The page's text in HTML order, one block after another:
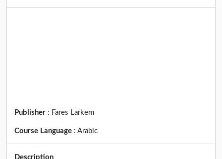
Publisher : Fares Larkem
Course Language :Arabic
Description